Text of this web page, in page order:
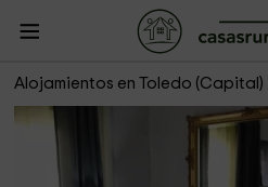
Alojamientos en Toledo (Capital)
Vivienda de Uso Turístico Rocinante